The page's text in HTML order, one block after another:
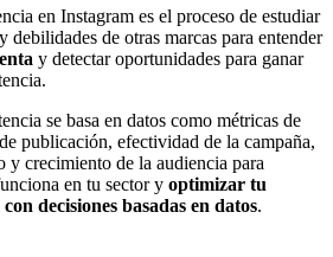
en Instagram es el proceso de estudiar
debilidades de otras marcas para entender
y detectar oportunidades para ganar
se basa en datos como métricas de
publicación, efectividad de la campaña,
y crecimiento de la audiencia para
en tu sector y optimizar tu
decisiones basadas en datos.